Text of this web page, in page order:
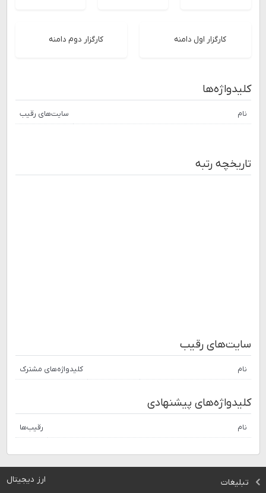
کارگزار اول دامنه کارگزار دوم دامنه
کلیدواژه‌ها
نام سایت‌های رقیب
تاریخچه رتبه
سایت‌های رقیب
نام کلیدواژه‌های مشترک
کلیدواژه‌های پیشنهادی
نام رقیب‌ها
ارز دیجیتال تبلیغات